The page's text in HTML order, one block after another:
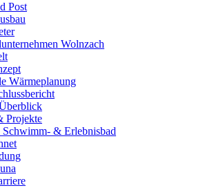
Post
Wolnzach
Wärmeplanung
Projekte
Schwimm- & Erlebnisbad